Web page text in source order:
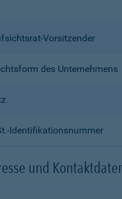
Vorsitzender
des Unternehmens
Identifikationsnummer
und